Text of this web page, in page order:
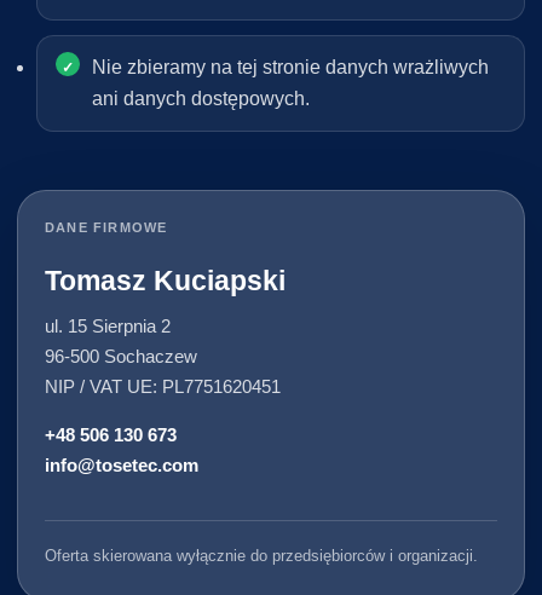
Nie zbieramy na tej stronie danych wrażliwych
ani danych dostępowych.
DANE FIRMOWE
Tomasz Kuciapski
ul. 15 Sierpnia 2
96-500 Sochaczew
NIP / VAT UE: PL7751620451
+48 506 130 673
info@tosetec.com
Oferta skierowana wyłącznie do przedsiębiorców i organizacji.